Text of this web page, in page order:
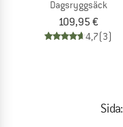
Dagsryggsäck
109,95 €
4,7(3)
Sida: